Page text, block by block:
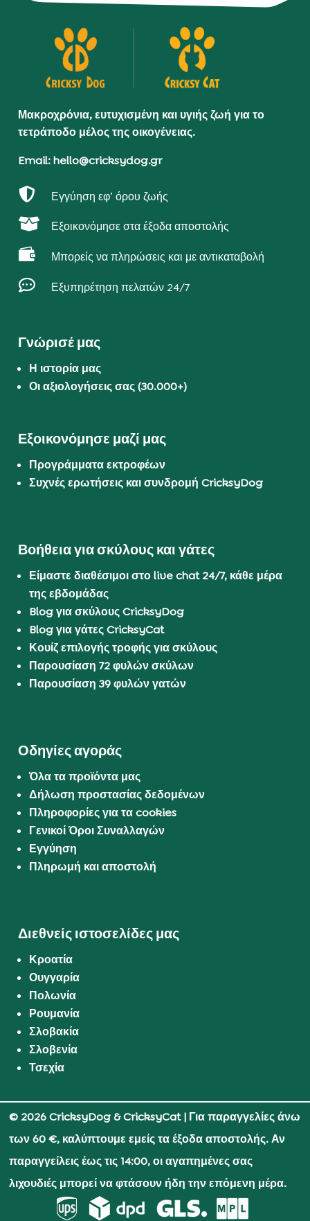
Μακροχρόνια, ευτυχισμένη και υγιής ζωή για το
τετράποδο μέλος της οικογένειας.
Email: hello@cricksydog.gr
 Εγγύηση εφ’ όρου ζωής
 Εξοικονόμησε στα έξοδα αποστολής
 Μπορείς να πληρώσεις και με αντικαταβολή
 Εξυπηρέτηση πελατών 24/7
Γνώρισέ μας
Η ιστορία μας
Οι αξιολογήσεις σας (30.000+)
Εξοικονόμησε μαζί μας
Προγράμματα εκτροφέων
Συχνές ερωτήσεις και συνδρομή CricksyDog
Βοήθεια για σκύλους και γάτες
Είμαστε διαθέσιμοι στο live chat 24/7, κάθε μέρα
της εβδομάδας
Blog για σκύλους CricksyDog
Blog για γάτες CricksyCat
Κουίζ επιλογής τροφής για σκύλους
Παρουσίαση 72 φυλών σκύλων
Παρουσίαση 39 φυλών γατών
Οδηγίες αγοράς
Όλα τα προϊόντα μας
Δήλωση προστασίας δεδομένων
Πληροφορίες για τα cookies
Γενικοί Όροι Συναλλαγών
Εγγύηση
Πληρωμή και αποστολή
Διεθνείς ιστοσελίδες μας
Κροατία
Ουγγαρία
Πολωνία
Ρουμανία
Σλοβακία
Σλοβενία
Τσεχία
© 2026 CricksyDog & CricksyCat| Για παραγγελίες άνω
των 60 €, καλύπτουμε εμείς τα έξοδα αποστολής. Αν
παραγγείλεις έως τις 14:00, οι αγαπημένες σας
λιχουδιές μπορεί να φτάσουν ήδη την επόμενη μέρα.